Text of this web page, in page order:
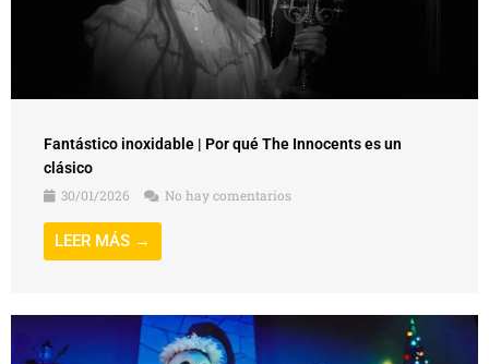
Fantástico inoxidable | Por qué The Innocents es un
clásico
30/01/2026
No hay comentarios
LEER MÁS →